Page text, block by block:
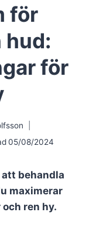
för
hud:
för
05/08/2024
behandla
maximerar
ren hy.